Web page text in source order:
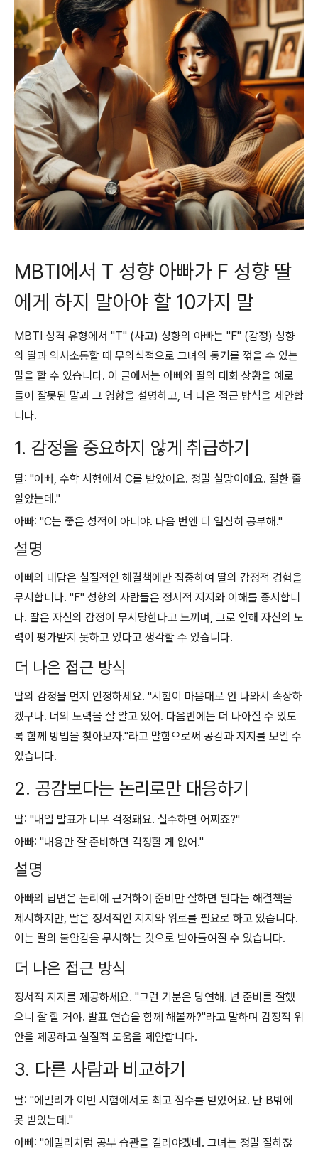
MBTI에서 T 성향 아빠가 F 성향 딸
에게 하지 말아야 할 10가지 말
MBTI 성격 유형에서 "T" (사고) 성향의 아빠는 "F" (감정) 성향
의 딸과 의사소통할 때 무의식적으로 그녀의 동기를 꺾을 수 있는
말을 할 수 있습니다. 이 글에서는 아빠와 딸의 대화 상황을 예로
들어 잘못된 말과 그 영향을 설명하고, 더 나은 접근 방식을 제안합
니다.
1. 감정을 중요하지 않게 취급하기
딸: "아빠, 수학 시험에서 C를 받았어요. 정말 실망이에요. 잘한 줄
알았는데."
아빠: "C는 좋은 성적이 아니야. 다음 번엔 더 열심히 공부해."
설명
아빠의 대답은 실질적인 해결책에만 집중하여 딸의 감정적 경험을
무시합니다. "F" 성향의 사람들은 정서적 지지와 이해를 중시합니
다. 딸은 자신의 감정이 무시당한다고 느끼며, 그로 인해 자신의 노
력이 평가받지 못하고 있다고 생각할 수 있습니다.
더 나은 접근 방식
딸의 감정을 먼저 인정하세요. "시험이 마음대로 안 나와서 속상하
겠구나. 너의 노력을 잘 알고 있어. 다음번에는 더 나아질 수 있도
록 함께 방법을 찾아보자."라고 말함으로써 공감과 지지를 보일 수
있습니다.
2. 공감보다는 논리로만 대응하기
딸: "내일 발표가 너무 걱정돼요. 실수하면 어쩌죠?"
아빠: "내용만 잘 준비하면 걱정할 게 없어."
설명
아빠의 답변은 논리에 근거하여 준비만 잘하면 된다는 해결책을
제시하지만, 딸은 정서적인 지지와 위로를 필요로 하고 있습니다.
이는 딸의 불안감을 무시하는 것으로 받아들여질 수 있습니다.
더 나은 접근 방식
정서적 지지를 제공하세요. "그런 기분은 당연해. 넌 준비를 잘했
으니 잘 할 거야. 발표 연습을 함께 해볼까?"라고 말하며 감정적 위
안을 제공하고 실질적 도움을 제안합니다.
3. 다른 사람과 비교하기
딸: "에밀리가 이번 시험에서도 최고 점수를 받았어요. 난 B밖에
못 받았는데."
아빠: "에밀리처럼 공부 습관을 길러야겠네. 그녀는 정말 잘하잖